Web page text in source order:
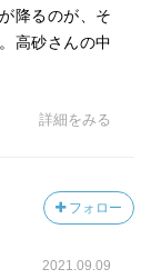
降るのが、そ
高砂さんの中
詳細をみる
フォロー
2021.09.09